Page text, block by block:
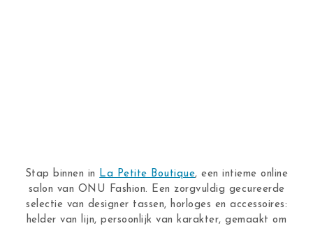
Stap binnen in La Petite Boutique, een intieme online
salon van ONU Fashion. Een zorgvuldig gecureerde
selectie van designer tassen, horloges en accessoires:
helder van lijn, persoonlijk van karakter, gemaakt om